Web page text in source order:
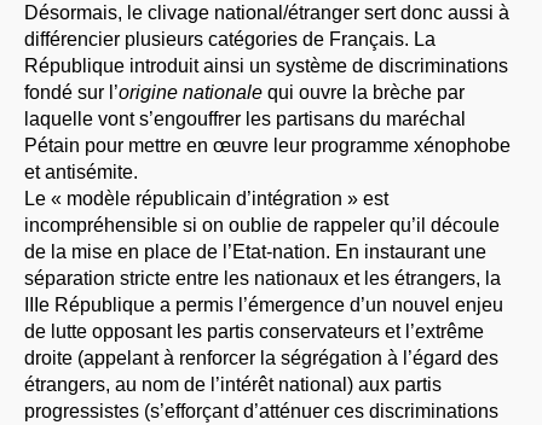
Désormais, le clivage national/étranger sert donc aussi à
différencier plusieurs catégories de Français. La
République introduit ainsi un système de discriminations
fondé sur l’origine nationale qui ouvre la brèche par
laquelle vont s’engouffrer les partisans du maréchal
Pétain pour mettre en œuvre leur programme xénophobe
et antisémite.
Le « modèle républicain d’intégration » est
incompréhensible si on oublie de rappeler qu’il découle
de la mise en place de l’Etat-nation. En instaurant une
séparation stricte entre les nationaux et les étrangers, la
IIIe République a permis l’émergence d’un nouvel enjeu
de lutte opposant les partis conservateurs et l’extrême
droite (appelant à renforcer la ségrégation à l’égard des
étrangers, au nom de l’intérêt national) aux partis
progressistes (s’efforçant d’atténuer ces discriminations